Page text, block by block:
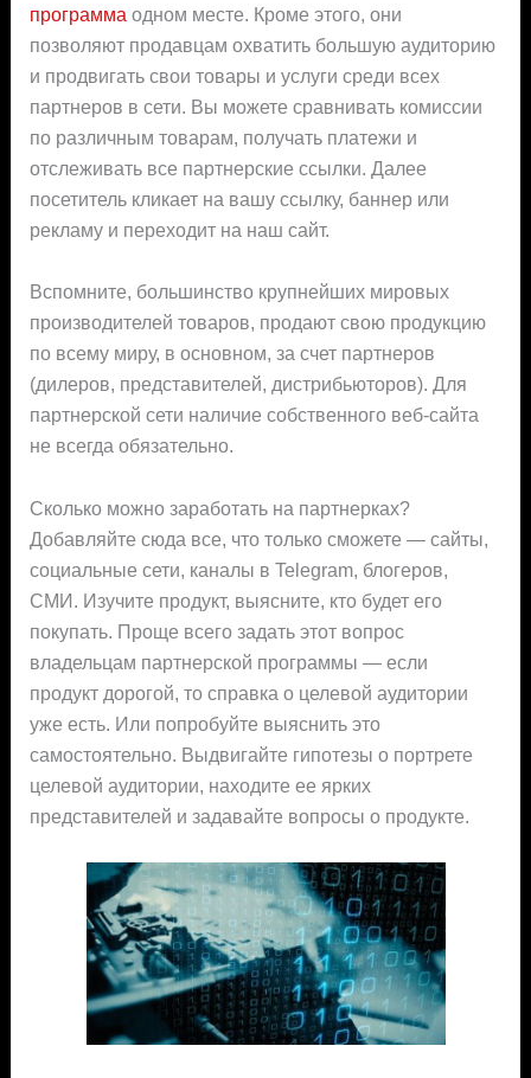
программа одном месте. Кроме этого, они
позволяют продавцам охватить большую аудиторию
и продвигать свои товары и услуги среди всех
партнеров в сети. Вы можете сравнивать комиссии
по различным товарам, получать платежи и
отслеживать все партнерские ссылки. Далее
посетитель кликает на вашу ссылку, баннер или
рекламу и переходит на наш сайт.
Вспомните, большинство крупнейших мировых
производителей товаров, продают свою продукцию
по всему миру, в основном, за счет партнеров
(дилеров, представителей, дистрибьюторов). Для
партнерской сети наличие собственного веб-сайта
не всегда обязательно.
Сколько можно заработать на партнерках?
Добавляйте сюда все, что только сможете — сайты,
социальные сети, каналы в Telegram, блогеров,
СМИ. Изучите продукт, выясните, кто будет его
покупать. Проще всего задать этот вопрос
владельцам партнерской программы — если
продукт дорогой, то справка о целевой аудитории
уже есть. Или попробуйте выяснить это
самостоятельно. Выдвигайте гипотезы о портрете
целевой аудитории, находите ее ярких
представителей и задавайте вопросы о продукте.